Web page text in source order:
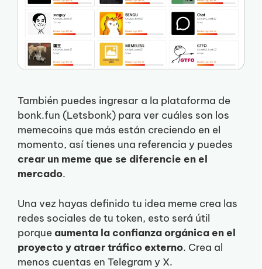
También puedes ingresar a la plataforma de
bonk.fun (Letsbonk) para ver cuáles son los
memecoins que más están creciendo en el
momento, así tienes una referencia y puedes
crear un meme que se diferencie en el
mercado.
Una vez hayas definido tu idea meme crea las
redes sociales de tu token, esto será útil
porque aumenta la confianza orgánica en el
proyecto y atraer tráfico externo. Crea al
menos cuentas en Telegram y X.